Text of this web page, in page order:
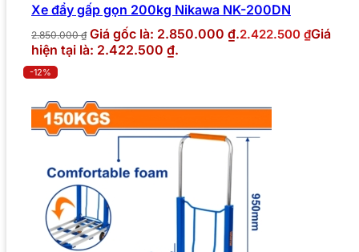
Xe đẩy gấp gọn 200kg Nikawa NK-200DN
2.850.000₫ Giá gốc là: 2.850.000 ₫.2.422.500 ₫Giá
hiện tại là: 2.422.500 ₫.
-12%